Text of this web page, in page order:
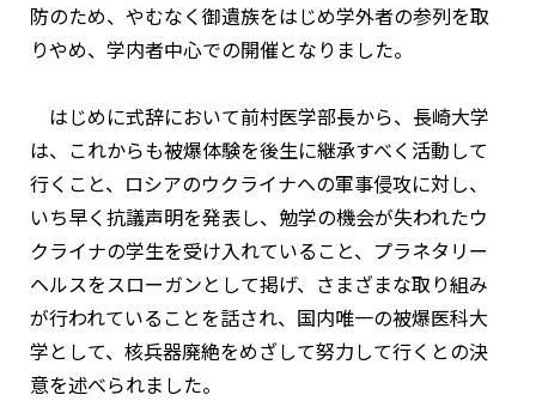
防のため、やむなく御遺族をはじめ学外者の参列を取
りやめ、学内者中心での開催となりました。
はじめに式辞において前村医学部長から、長崎大学
は、これからも被爆体験を後生に継承すべく活動して
行くこと、ロシアのウクライナへの軍事侵攻に対し、
いち早く抗議声明を発表し、勉学の機会が失われたウ
クライナの学生を受け入れていること、プラネタリー
ヘルスをスローガンとして掲げ、さまざまな取り組み
が行われていることを話され、国内唯一の被爆医科大
学として、核兵器廃絶をめざして努力して行くとの決
意を述べられました。